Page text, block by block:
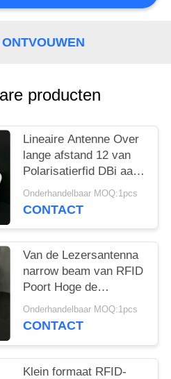
producten
Lineaire Antenne Over
lange afstand 12 van
Polarisatierfid DBi aan
het UHFbeheer van het
Bandvoertuig
Onderhandelbaar MOQ:1pcs
CONTACT
Van de Lezersantenna
narrow beam van RFID
Poort Hoge de
Aanwinsten10dbic
Frequentie
Onderhandelbaar MOQ:1pcs
CONTACT
Klein formaat RFID-